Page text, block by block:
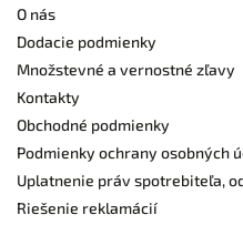
O nás
Dodacie podmienky
Množstevné a vernostné zľavy
Kontakty
Obchodné podmienky
Podmienky ochrany osobných
Uplatnenie práv spotrebiteľa,
Riešenie reklamácií